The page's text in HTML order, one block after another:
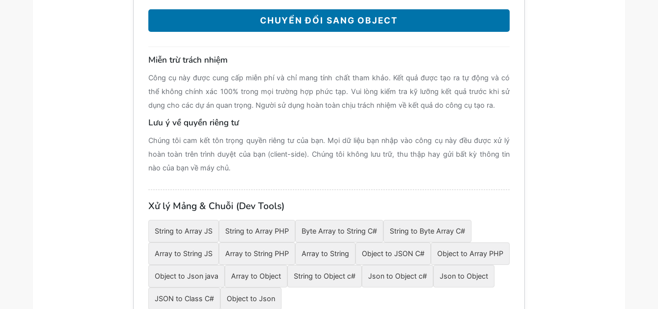
CHUYỂN ĐỔI SANG OBJECT
Miễn trừ trách nhiệm
Công cụ này được cung cấp miễn phí và chỉ mang tính chất tham khảo. Kết quả được tạo ra tự động và có
thể không chính xác 100% trong mọi trường hợp phức tạp. Vui lòng kiểm tra kỹ lưỡng kết quả trước khi sử
dụng cho các dự án quan trọng. Người sử dụng hoàn toàn chịu trách nhiệm về kết quả do công cụ tạo ra.
Lưu ý về quyền riêng tư
Chúng tôi cam kết tôn trọng quyền riêng tư của bạn. Mọi dữ liệu bạn nhập vào công cụ này đều được xử lý
hoàn toàn trên trình duyệt của bạn (client-side). Chúng tôi không lưu trữ, thu thập hay gửi bất kỳ thông tin
nào của bạn về máy chủ.
Xử lý Mảng & Chuỗi (Dev Tools)
String to Array JS String to Array PHP Byte Array to String C# String to Byte Array C#
Array to String JS Array to String PHP Array to String Object to JSON C# Object to Array PHP
Object to Json java Array to Object String to Object c# Json to Object c# Json to Object
JSON to Class C# Object to Json